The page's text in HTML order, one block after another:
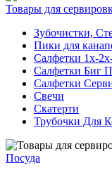
Товары для
Зубочистки,
Пики для
Салфетки 1х-
Салфетки Биг
Салфетки
Свечи
Скатерти
Трубочки Для
Посуда